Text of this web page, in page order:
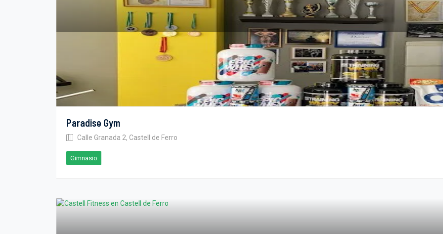
Paradise Gym
Calle Granada 2, Castell de Ferro
Gimnasio